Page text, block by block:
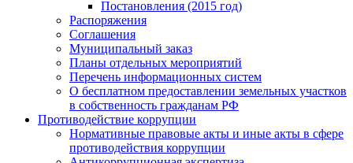
Постановления (2015 год)
Распоряжения
Соглашения
Муниципальный заказ
Планы отдельных мероприятий
Перечень информационных систем
О бесплатном предоставлении земельных участков
в собственность гражданам РФ
Противодействие коррупции
Нормативные правовые акты и иные акты в сфере
противодействия коррупции